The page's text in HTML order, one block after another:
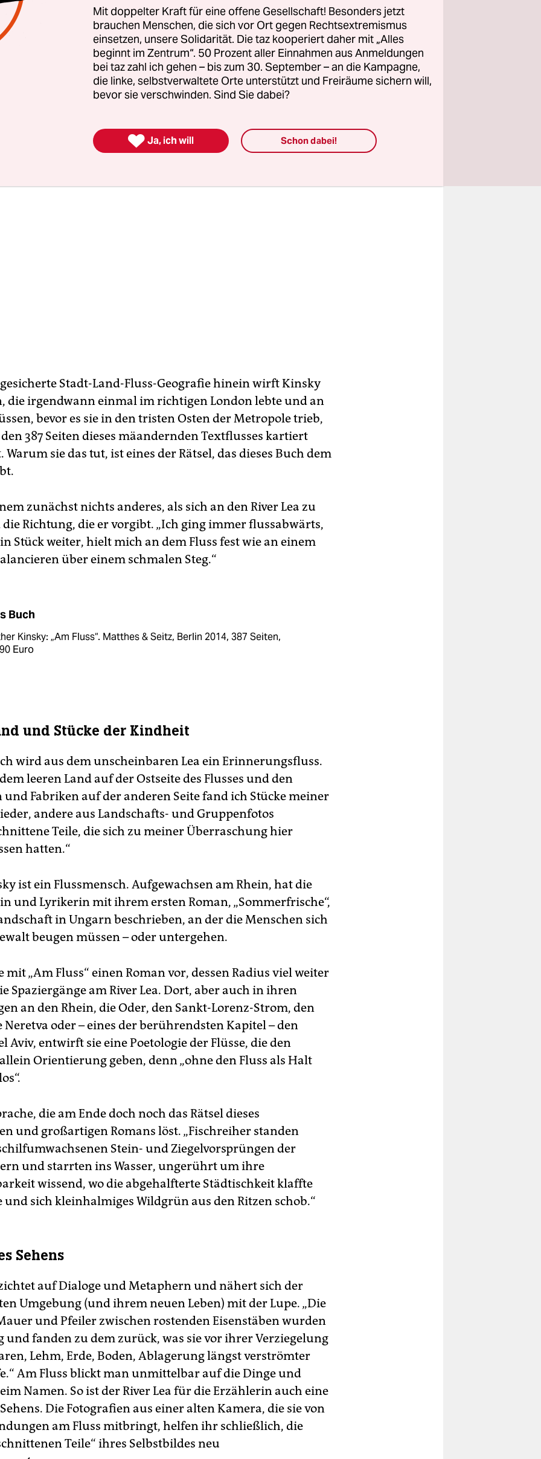
an den die Erzählerin immer wieder zurückkehrt, ist
sondern der River Lea, ein meist unansehnlicher und
Industriefluss, der schließlich, versteckt hinter
und Brandwänden, in die Themse mündet und die Grenze
Richtung Stadt zeigt, sondern zum Meer.
Stadt-Land-Fluss-Geografie hinein wirft Kinsky
die irgendwann einmal im richtigen London lebte und an
bevor es sie in den tristen Osten der Metropole trieb,
387 Seiten dieses mäandernden Textflusses kartiert
Warum sie das tut, ist eines der Rätsel, das dieses Buch dem
zunächst nichts anderes, als sich an den River Lea zu
Richtung, die er vorgibt. „Ich ging immer flussabwärts,
Stück weiter, hielt mich an dem Fluss fest wie an einem
über einem schmalen Steg.“
Buch
Kinsky: „Am Fluss“. Matthes & Seitz, Berlin 2014, 387 Seiten,
Euro
und Stücke der Kindheit
wird aus dem unscheinbaren Lea ein Erinnerungsfluss.
leeren Land auf der Ostseite des Flusses und den
und Fabriken auf der anderen Seite fand ich Stücke meiner
andere aus Landschafts- und Gruppenfotos
Teile, die sich zu meiner Überraschung hier
hatten.“
ist ein Flussmensch. Aufgewachsen am Rhein, hat die
und Lyrikerin mit ihrem ersten Roman, „Sommerfrische“,
in Ungarn beschrieben, an der die Menschen sich
beugen müssen – oder untergehen.
mit „Am Fluss“ einen Roman vor, dessen Radius viel weiter
Spaziergänge am River Lea. Dort, aber auch in ihren
an den Rhein, die Oder, den Sankt-Lorenz-Strom, den
Neretva oder – eines der berührendsten Kapitel – den
Aviv, entwirft sie eine Poetologie der Flüsse, die den
Orientierung geben, denn „ohne den Fluss als Halt
die am Ende doch noch das Rätsel dieses
und großartigen Romans löst. „Fischreiher standen
Stein- und Ziegelvorsprüngen der
und starrten ins Wasser, ungerührt um ihre
wissend, wo die abgehalfterte Städtischkeit klaffte
sich kleinhalmiges Wildgrün aus den Ritzen schob.“
Sehens
auf Dialoge und Metaphern und nähert sich der
Umgebung (und ihrem neuen Leben) mit der Lupe. „Die
und Pfeiler zwischen rostenden Eisenstäben wurden
und fanden zu dem zurück, was sie vor ihrer Verziegelung
Lehm, Erde, Boden, Ablagerung längst verströmter
Am Fluss blickt man unmittelbar auf die Dinge und
Namen. So ist der River Lea für die Erzählerin auch eine
Die Fotografien aus einer alten Kamera, die sie von
am Fluss mitbringt, helfen ihr schließlich, die
Teile“ ihres Selbstbildes neu
Mit doppelter Kraft für eine offene Gesellschaft! Besonders jetzt
brauchen Menschen, die sich vor Ort gegen Rechtsextremismus
einsetzen, unsere Solidarität. Die taz kooperiert daher mit „Alles
beginnt im Zentrum“. 50 Prozent aller Einnahmen aus Anmeldungen
bei taz zahl ich gehen – bis zum 30. September – an die Kampagne,
die linke, selbstverwaltete Orte unterstützt und Freiräume sichern will,
bevor sie verschwinden. Sind Sie dabei?
 Ja, ich will Schon dabei!